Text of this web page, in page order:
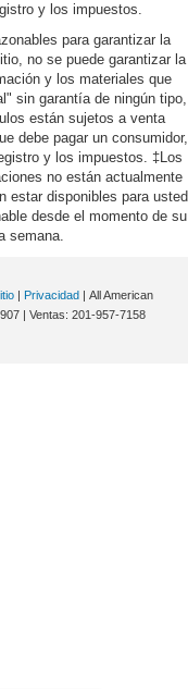
y los impuestos.
para garantizar la
no se puede garantizar la
y los materiales que
sin garantía de ningún tipo,
están sujetos a venta
debe pagar un consumidor,
y los impuestos. ‡Los
no están actualmente
estar disponibles para usted
desde el momento de su
semana.
Privacidad | All American
| Ventas: 201-957-7158